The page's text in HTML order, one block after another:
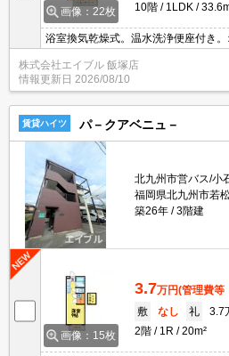
画像：22枚
10階
1LDK
浴室換気乾燥式。温水洗浄便座付き
55ヶ月分。インターネット無料。
株式会社エイブル 飯塚店
情報更新日 2026/08/10
賃貸ハイツ パ－クアベニュ－
北九州市営バス/小
福岡県北九州市若
築26年
3階建
画像：15枚
3.7万円(管理費等
敷
なし 礼
3.7
2階
1R 20m²